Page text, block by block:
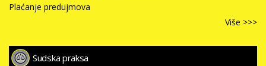
Plaćanje predujmova
Više >>>
Sudska praksa